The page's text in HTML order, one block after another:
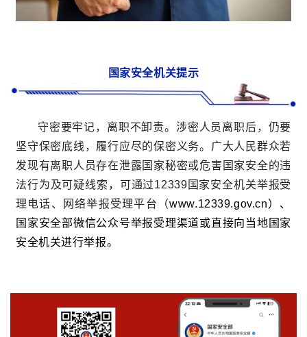
国家安全机关提示
守密要牢记，离职不卸责。涉密人员离职后，仍要
坚守保密底线，履行应尽的保密义务。广大人民群众若
发现有离职人员存在泄露国家秘密或危害国家安全的违
法行为及可疑线索，可通过12339国家安全机关举报受
理电话、网络举报受理平台（www.12339.gov.cn）、
国家安全部微信公众号举报受理渠道或直接向当地国家
安全机关进行举报。